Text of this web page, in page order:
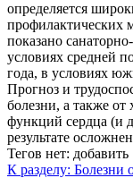
определяется
профилактических
показано
условиях средней
года, в условиях
Прогноз и
болезни, а также от
функций сердца (и
результате
Тегов нет: добавить
К разделу: Болезни